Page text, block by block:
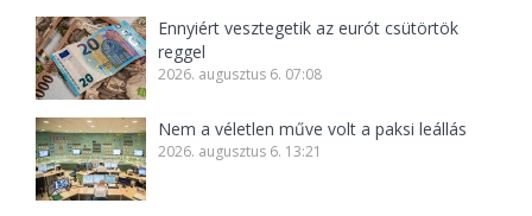
Ennyiért vesztegetik az eurót csütörtök
reggel
2026. augusztus 6. 07:08
Nem a véletlen műve volt a paksi leállás
2026. augusztus 6. 13:21